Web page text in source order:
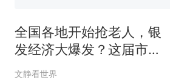
核查
搜，网友：天
热 那个在床头
因老师一句“跟
全国各地开始抢老人，银
发经济大爆发？这届市场
风向彻底变了
文静看世界